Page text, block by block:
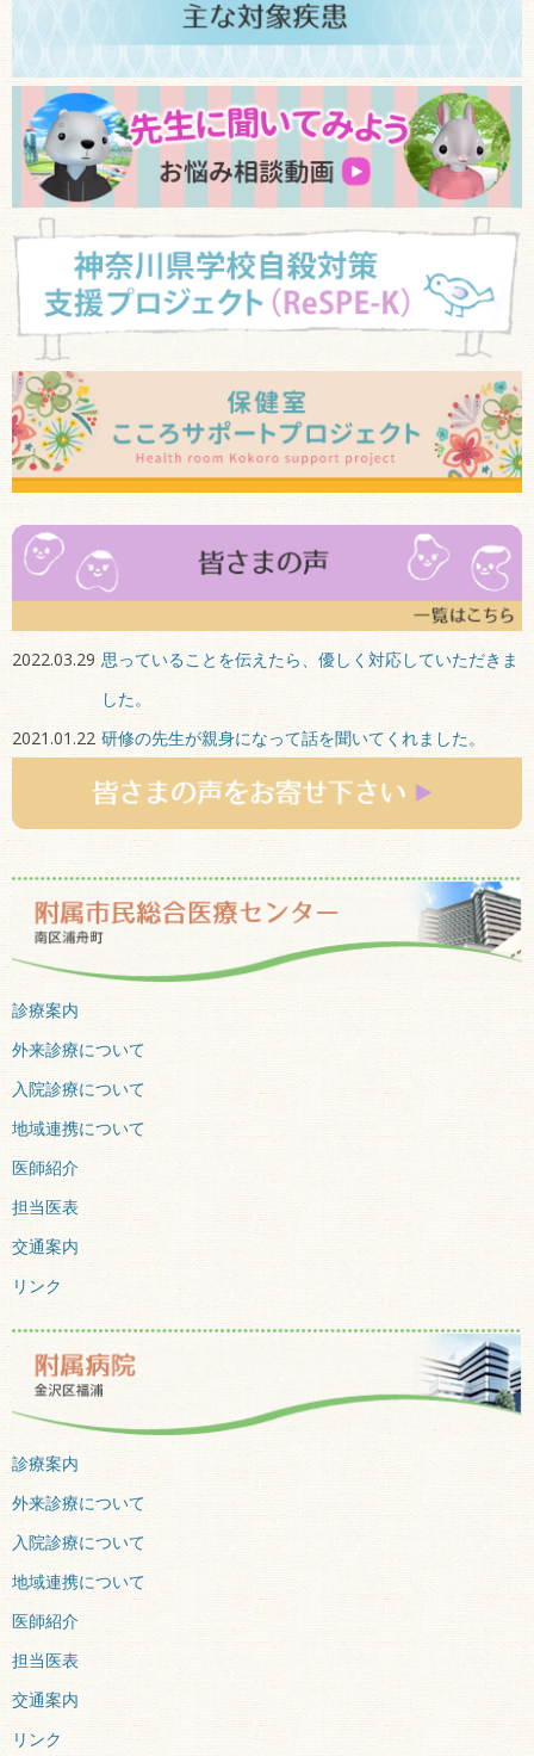
2022.03.29 思っていることを伝えたら、優しく対応していただきま
した。
2021.01.22 研修の先生が親身になって話を聞いてくれました。
診療案内
外来診療について
入院診療について
地域連携について
医師紹介
担当医表
交通案内
リンク
診療案内
外来診療について
入院診療について
地域連携について
医師紹介
担当医表
交通案内
リンク